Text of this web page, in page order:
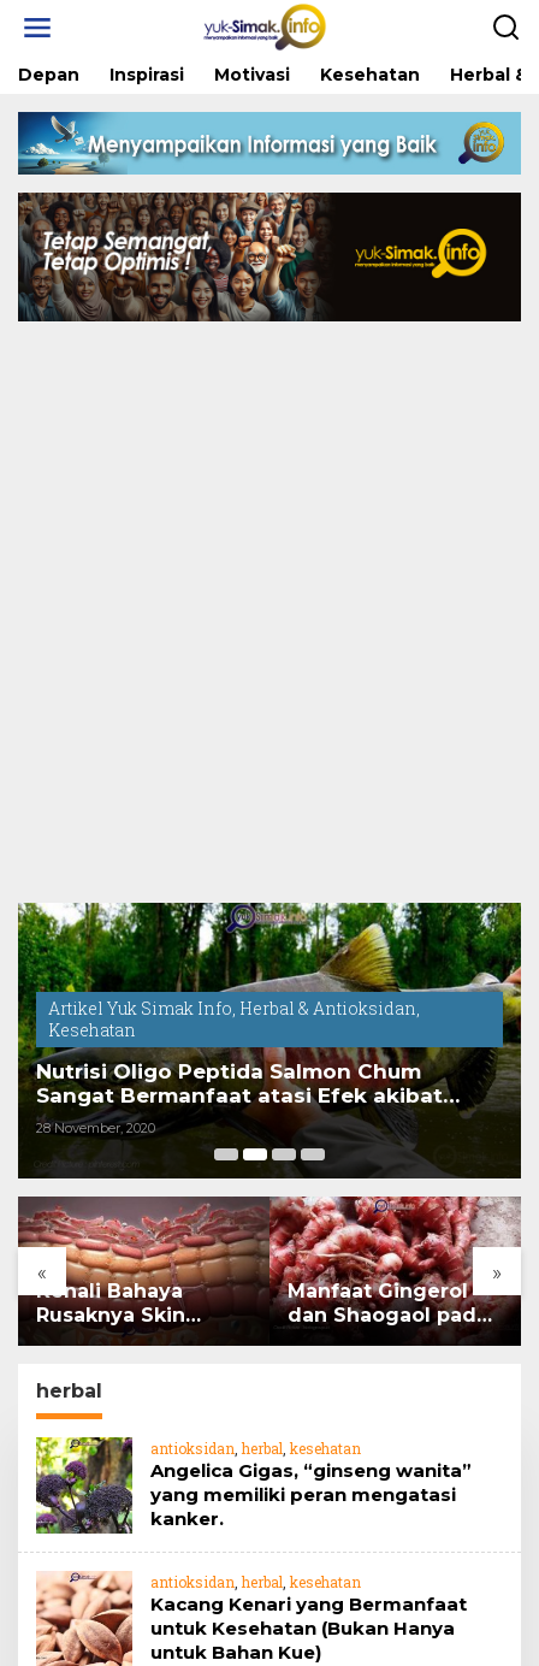
Depan Inspirasi Motivasi Kesehatan Herbal &
Artikel Yuk Simak Info, Herbal & Antioksidan,
Kesehatan
Nutrisi Oligo Peptida Salmon Chum
Sangat Bermanfaat atasi Efek akibat
Radiasi pada Penderita Kanker
28 November, 2020
« »
Kenali Bahaya
Rusaknya Skin
Barrier
Manfaat Gingerol
dan Shaogaol pada
herbal
antioksidan ,herbal kesehatan
Angelica Gigas, “ginseng wanita”
yang memiliki peran mengatasi
kanker.
antioksidan ,herbal kesehatan
Kacang Kenari yang Bermanfaat
untuk Kesehatan (Bukan Hanya
untuk Bahan Kue)